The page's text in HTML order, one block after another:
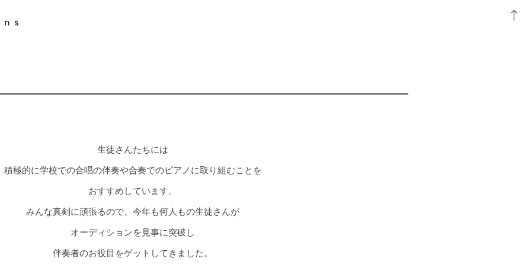
生徒さんたちには
積極的に学校での合唱の伴奏や合奏でのピアノに取り組むことを
おすすめしています。
みんな真剣に頑張るので、今年も何人もの生徒さんが
オーディションを見事に突破し
伴奏者のお役目をゲットしてきました。